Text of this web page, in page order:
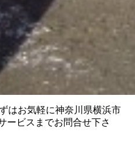
はお気軽に神奈川県横浜市
ービスまでお問合せ下さ